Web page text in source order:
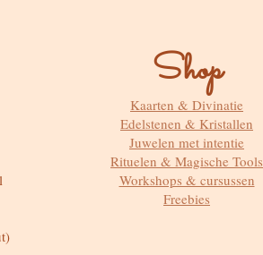
Shop
Kaarten & Divinatie
Edelstenen & Kristallen
Juwelen met intentie
Rituelen & Magische Tools
Workshops & cursussen
Freebies